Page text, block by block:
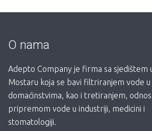
O nama
Adepto Company je firma sa sjedištem
Mostaru koja se bavi filtriranjem vode u
domaćinstvima, kao i tretiranjem,
pripremom vode u industriji, medicini i
stomatologiji.